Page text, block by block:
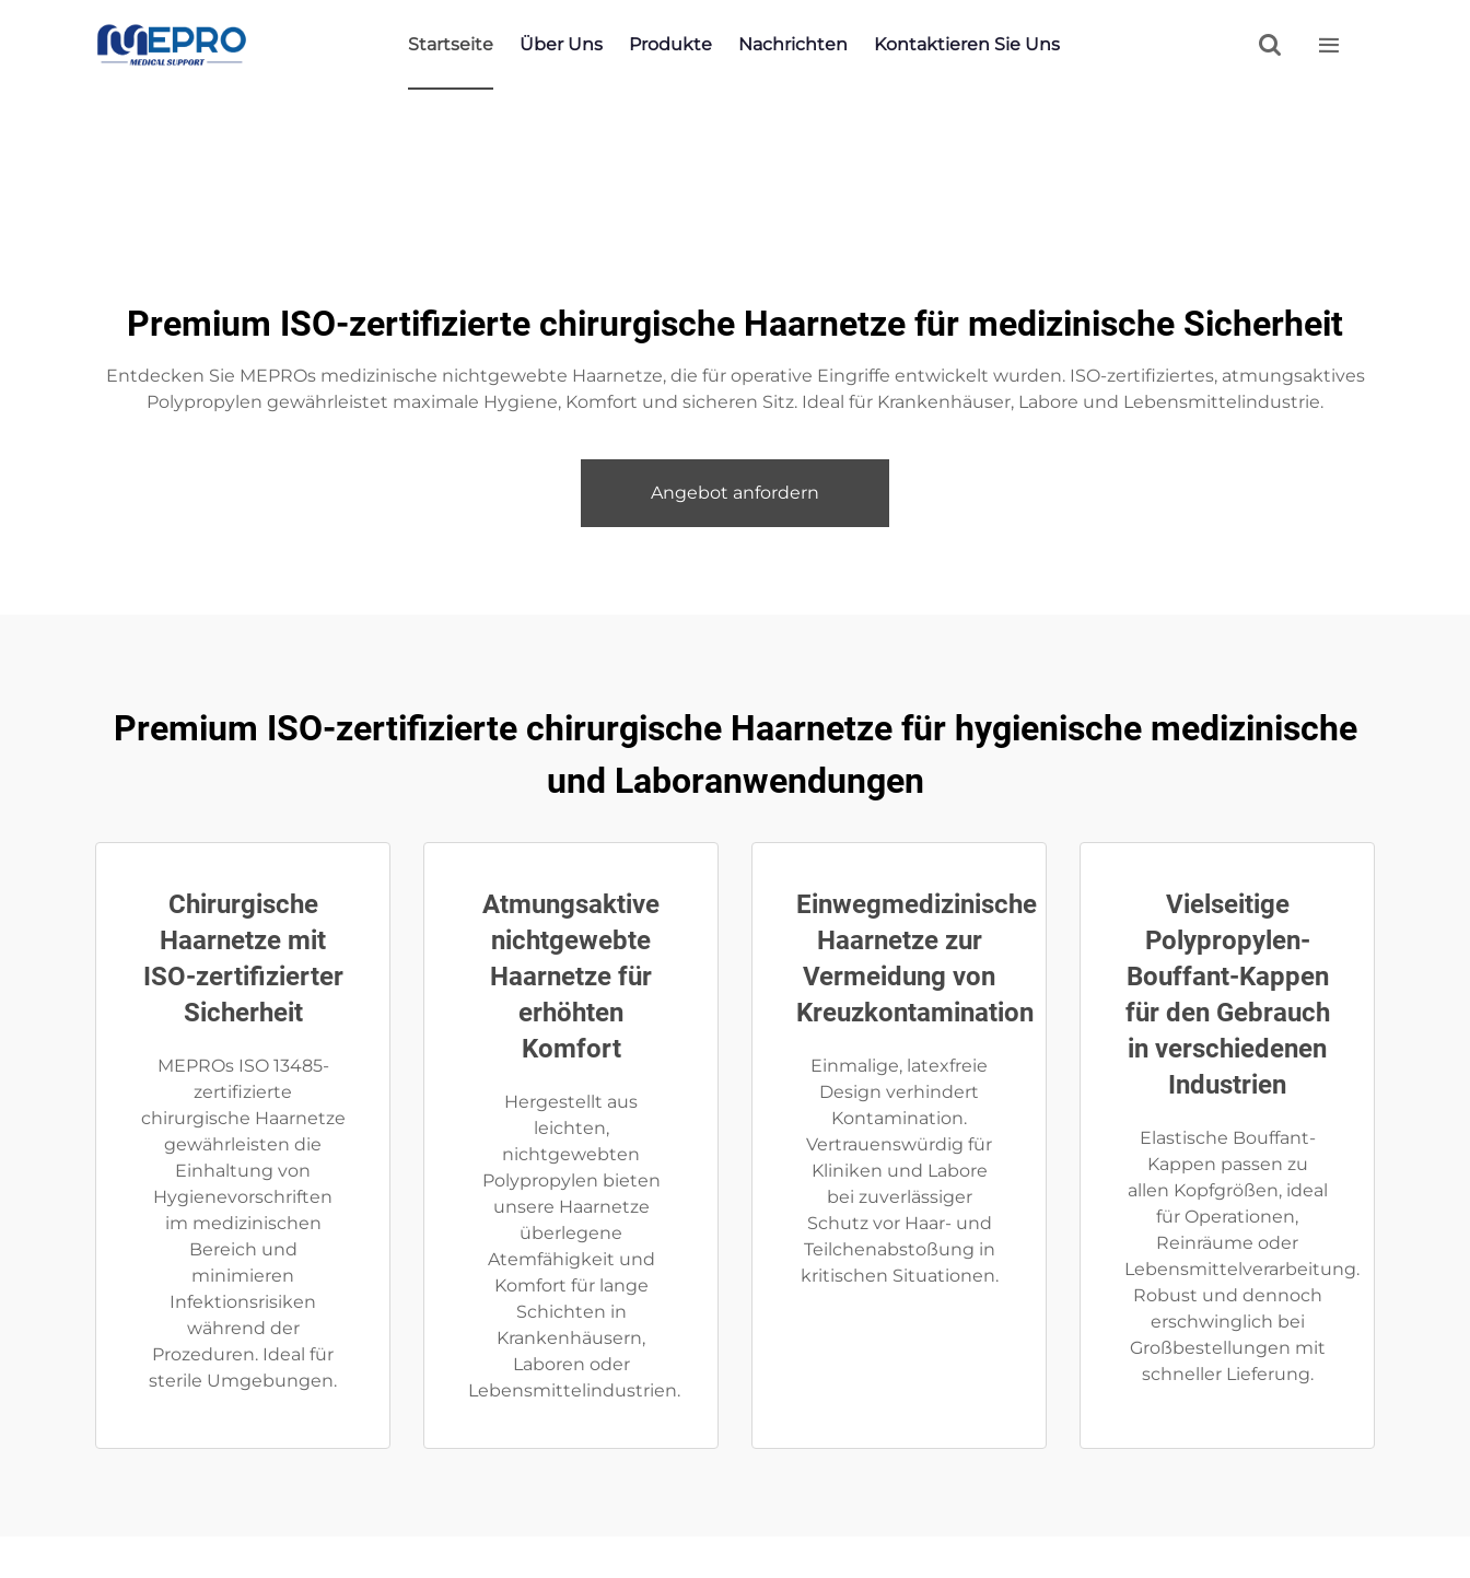
Startseite Über Uns Produkte Nachrichten Kontaktieren Sie Uns  
Premium ISO-zertifizierte chirurgische Haarnetze für medizinische Sicherheit
Entdecken Sie MEPROs medizinische nichtgewebte Haarnetze, die für operative Eingriffe entwickelt wurden. ISO-zertifiziertes, atmungsaktives
Polypropylen gewährleistet maximale Hygiene, Komfort und sicheren Sitz. Ideal für Krankenhäuser, Labore und Lebensmittelindustrie.
Angebot anfordern
Premium ISO-zertifizierte chirurgische Haarnetze für hygienische medizinische
und Laboranwendungen
Chirurgische
Haarnetze mit
ISO-zertifizierter
Sicherheit
MEPROs ISO 13485-
zertifizierte
chirurgische Haarnetze
gewährleisten die
Einhaltung von
Hygienevorschriften
im medizinischen
Bereich und
minimieren
Infektionsrisiken
während der
Prozeduren. Ideal für
sterile Umgebungen.
Atmungsaktive
nichtgewebte
Haarnetze für
erhöhten
Komfort
Hergestellt aus
leichten,
nichtgewebten
Polypropylen bieten
unsere Haarnetze
überlegene
Atemfähigkeit und
Komfort für lange
Schichten in
Krankenhäusern,
Laboren oder
Lebensmittelindustrien.
Einwegmedizinische
Haarnetze zur
Vermeidung von
Kreuzkontamination
Einmalige, latexfreie
Design verhindert
Kontamination.
Vertrauenswürdig für
Kliniken und Labore
bei zuverlässiger
Schutz vor Haar- und
Teilchenabstoßung in
kritischen Situationen.
Vielseitige
Polypropylen-
Bouffant-Kappen
für den Gebrauch
in verschiedenen
Industrien
Elastische Bouffant-
Kappen passen zu
allen Kopfgrößen, ideal
für Operationen,
Reinräume oder
Lebensmittelverarbeitung.
Robust und dennoch
erschwinglich bei
Großbestellungen mit
schneller Lieferung.